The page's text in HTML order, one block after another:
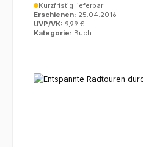
Kurzfristig lieferbar
Erschienen: 25.04.2016
UVP/VK: 9,99 €
Kategorie: Buch